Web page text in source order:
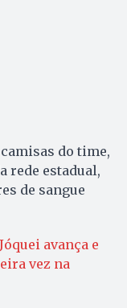
do time,
rede estadual,
de sangue
avança e
vez na